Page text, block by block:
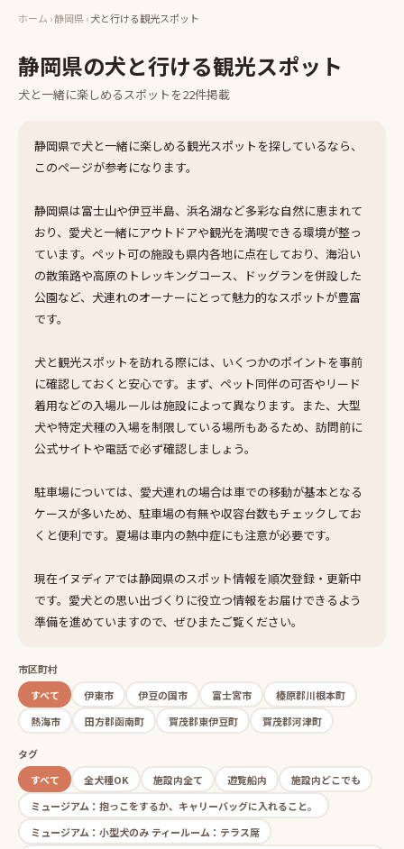
ホーム ›静岡県›犬と行ける観光スポット
静岡県の犬と行ける観光スポット
犬と一緒に楽しめるスポット を22件掲載
静岡県で犬と一緒に楽しめる観光スポットを探しているなら、
このページが参考になります。
静岡県は富士山や伊豆半島、浜名湖など多彩な自然に恵まれて
おり、愛犬と一緒にアウトドアや観光を満喫できる環境が整っ
ています。ペット可の施設も県内各地に点在しており、海沿い
の散策路や高原のトレッキングコース、ドッグランを併設した
公園など、犬連れのオーナーにとって魅力的なスポットが豊富
です。
犬と観光スポットを訪れる際には、いくつかのポイントを事前
に確認しておくと安心です。まず、ペット同伴の可否やリード
着用などの入場ルールは施設によって異なります。また、大型
犬や特定犬種の入場を制限している場所もあるため、訪問前に
公式サイトや電話で必ず確認しましょう。
駐車場については、愛犬連れの場合は車での移動が基本となる
ケースが多いため、駐車場の有無や収容台数もチェックしてお
くと便利です。夏場は車内の熱中症にも注意が必要です。
現在イヌディアでは静岡県のスポット情報を順次登録・更新中
です。愛犬との思い出づくりに役立つ情報をお届けできるよう
準備を進めていますので、ぜひまたご覧ください。
市区町村
すべて
伊東市 伊豆の国市 富士宮市
榛原郡川根本町
熱海市
田方郡函南町 賀茂郡東伊豆町 賀茂郡河津町
タグ
すべて
全犬種OK 施設内全て 遊覧船内
施設内どこでも
ミュージアム：抱っこをするか、キャリーバッグに入れること。
ミュージアム：小型犬のみ ティールーム：テラス席